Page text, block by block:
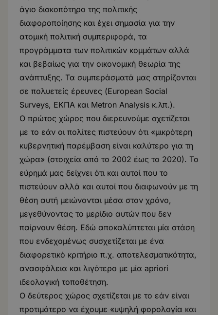
άγιο δισκοπότηρο της πολιτικής
διαφοροποίησης και έχει σημασία για την
ατομική πολιτική συμπεριφορά, τα
προγράμματα των πολιτικών κομμάτων αλλά
και βεβαίως για την οικονομική θεωρία της
ανάπτυξης. Τα συμπεράσματά μας στηρίζονται
σε πολυετείς έρευνες (European Social
Surveys, ΕΚΠΑ και Metron Analysis κ.λπ.).
Ο πρώτος χώρος που διερευνούμε σχετίζεται
με το εάν οι πολίτες πιστεύουν ότι «μικρότερη
κυβερνητική παρέμβαση είναι καλύτερο για τη
χώρα» (στοιχεία από το 2002 έως το 2020). Το
εύρημά μας δείχνει ότι και αυτοί που το
πιστεύουν αλλά και αυτοί που διαφωνούν με τη
θέση αυτή μειώνονται μέσα στον χρόνο,
μεγεθύνοντας το μερίδιο αυτών που δεν
παίρνουν θέση. Εδώ αποκαλύπτεται μία στάση
που ενδεχομένως συσχετίζεται με ένα
διαφορετικό κριτήριο π.χ. αποτελεσματικότητα,
ανασφάλεια και λιγότερο με μία apriori
ιδεολογική τοποθέτηση.
Ο δεύτερος χώρος σχετίζεται με το εάν είναι
προτιμότερο να έχουμε «υψηλή φορολογία και